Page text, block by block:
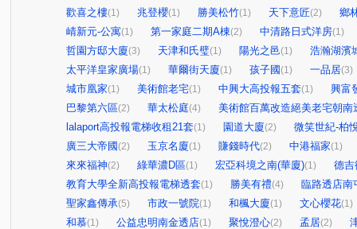
歡喜之樓(1) 兆登櫻(1) 勝美松竹(1) 天下意匠(2)
鄉
崝新元-公寓(1) 第一家庭二期A棟(2) 中清路日式洋房(1)
哲園方邸大廈(3) 天津和氏璧(1) 陽光之邑(1)
浩瀚湖濱
太平洋皇家廣場(1) 華爾街天廈(1) 孩子國 (1) 一品居(3)
城市凰家(1) 美術館老宅(1) 中興大高投報五套(1)
興富
巴黎第六區(2) 華太松庭(4)
美術館百萬改造絕美老宅朝南
lalaport高投報電梯收租21套(1) 園道大廈(2)
微笑世紀-柏
廣三大帝國 (2) 玉京名廈(1) 賺錢時代(2) 中港福家(1)
來來福神(2) 綠華濃D區(1) 宏亞科境之南(華廈)(1)
德吉
教育大學全新高投報電梯透套(1) 勝美有禮(4)
臨路透店南
聖家鑫傳承(5) 市政一號院(1) 和楓大廈(1) 文心櫻花(1)
和慕(1) 公益忠明南金透店(1) 聚悅澄心(2) 孟居(2)